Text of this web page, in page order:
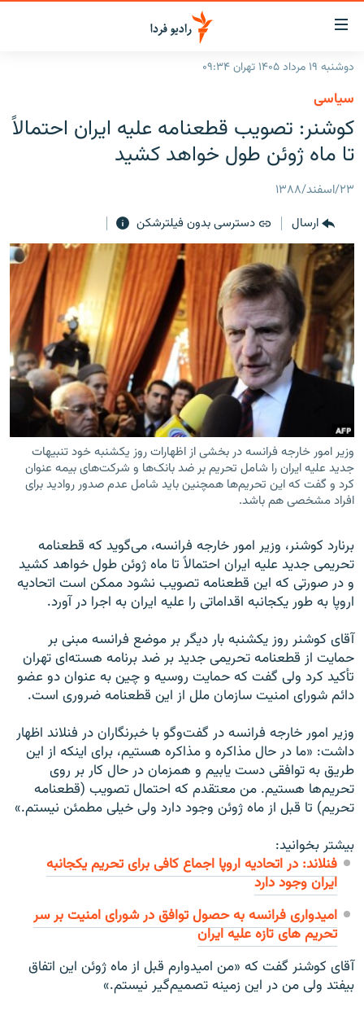
لینک‌های
قابلیت
دسترسی
بازگشت
به
منوی
اصلی
رفتن
صفحه
جستجو
ایران
جهان
برنامه‌های رادیویی
فرکانس‌ها
چندرسانه‌ای
گزارش‌های تصویری
گزارش‌های ویدئویی
زنان فردا
English
به ما بپیوندید
زبان‌های دیگر
دوشنبه ۱۹ مرداد ۱۴۰۵ تهران ۰۹:۳۴
سیاسی
کوشنر: تصویب قطعنامه عليه ايران احتمالاً
تا ماه ژوئن طول خواهد کشید
۲۳/اسفند/۱۳۸۸
ارسال
دسترسی بدون فیلترشکن
وزير امور خارجه فرانسه در بخشى از اظهارات روز يكشنبه خود تنبيهات
جديد عليه ايران را شامل تحريم بر ضد بانک‌ها و شركت‌هاى بيمه عنوان
كرد و گفت كه اين تحريم‌ها همچنين بايد شامل عدم صدور رواديد براى
افراد مشخصى هم باشد.
برنارد كوشنر، وزير امور خارجه فرانسه، مى‌گويد كه قطعنامه
تحريمى جديد عليه ايران احتمالاً تا ماه ژوئن طول خواهد کشید
و در صورتى كه اين قطعنامه تصويب نشود ممكن است اتحاديه
اروپا به طور يكجانبه اقداماتى را عليه ايران به اجرا در آورد.
آقاى كوشنر روز يكشنبه بار ديگر بر موضع فرانسه مبنى بر
حمايت از قطعنامه تحريمى جديد بر ضد برنامه هسته‌اى تهران
تأكيد كرد ولى گفت كه حمايت روسيه و چين به عنوان دو عضو
دائم شوراى امنيت سازمان ملل از اين قطعنامه ضرورى است.
وزير امور خارجه فرانسه در گفت‌وگو با خبرنگاران در فنلاند اظهار
داشت: «ما در حال مذاكره و مذاكره هستيم، براى اينكه از اين
طريق به توافقى دست يابيم و همزمان در حال كار بر روى
تحريم‌ها هستيم. من معتقدم كه احتمال تصويب (قطعنامه
تحريم) تا قبل از ماه ژوئن وجود دارد ولى خيلى مطمئن نيستم.»
بیشتر بخوانید:
فنلاند: در اتحاديه اروپا اجماع کافی برای تحريم يکجانبه
ايران وجود دارد
امیدواری فرانسه به حصول توافق در شورای امنیت بر سر
تحریم های تازه علیه ايران
آقاى كوشنر گفت كه «من اميدوارم قبل از ماه ژوئن اين اتفاق
بيفتد ولى من در اين زمينه تصميم‌گير نيستم.»